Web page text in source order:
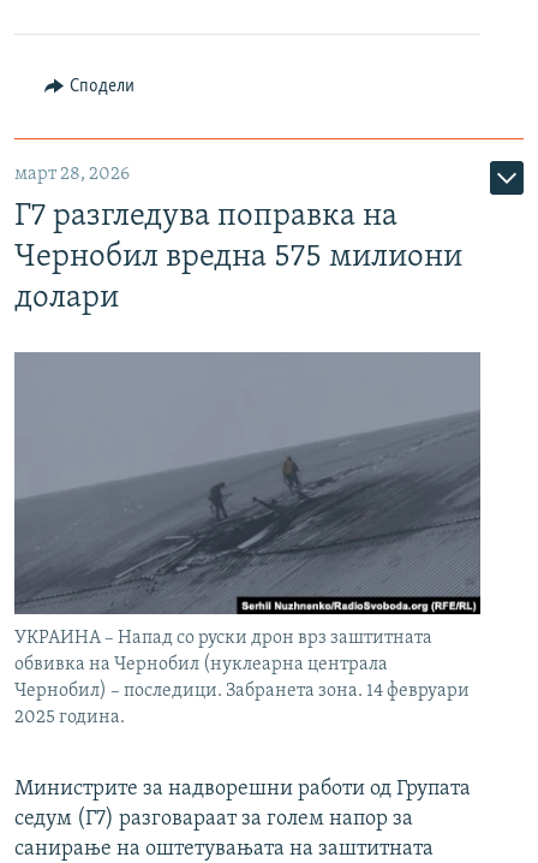
Сподели
март 28, 2026
Г7 разгледува поправка на
Чернобил вредна 575 милиони
долари
УКРАИНА – Напад со руски дрон врз заштитната
обвивка на Чернобил (нуклеарна централа
Чернобил) – последици. Забранета зона. 14 февруари
2025 година.
Министрите за надворешни работи од Групата
седум (Г7) разговараат за голем напор за
санирање на оштетувањата на заштитната